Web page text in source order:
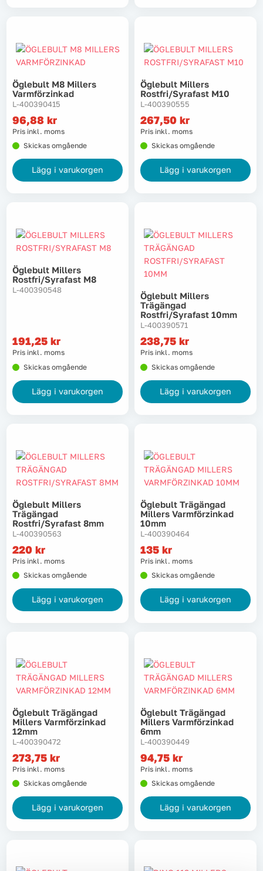
Öglebult M8 Millers
Varmförzinkad
L-400390415
96,88 kr
Pris inkl. moms
Skickas omgående
Lägg i varukorgen
Öglebult Millers
Rostfri/syrafast M10
L-400390555
267,50 kr
Pris inkl. moms
Skickas omgående
Lägg i varukorgen
Öglebult Millers
Rostfri/syrafast M8
L-400390548
191,25 kr
Pris inkl. moms
Skickas omgående
Lägg i varukorgen
Öglebult Millers
Trägängad
Rostfri/syrafast 10mm
L-400390571
238,75 kr
Pris inkl. moms
Skickas omgående
Lägg i varukorgen
Öglebult Millers
Trägängad
Rostfri/syrafast 8mm
L-400390563
220 kr
Pris inkl. moms
Skickas omgående
Lägg i varukorgen
Öglebult Trägängad
Millers Varmförzinkad
10mm
L-400390464
135 kr
Pris inkl. moms
Skickas omgående
Lägg i varukorgen
Öglebult Trägängad
Millers Varmförzinkad
12mm
L-400390472
273,75 kr
Pris inkl. moms
Skickas omgående
Lägg i varukorgen
Öglebult Trägängad
Millers Varmförzinkad
6mm
L-400390449
94,75 kr
Pris inkl. moms
Skickas omgående
Lägg i varukorgen